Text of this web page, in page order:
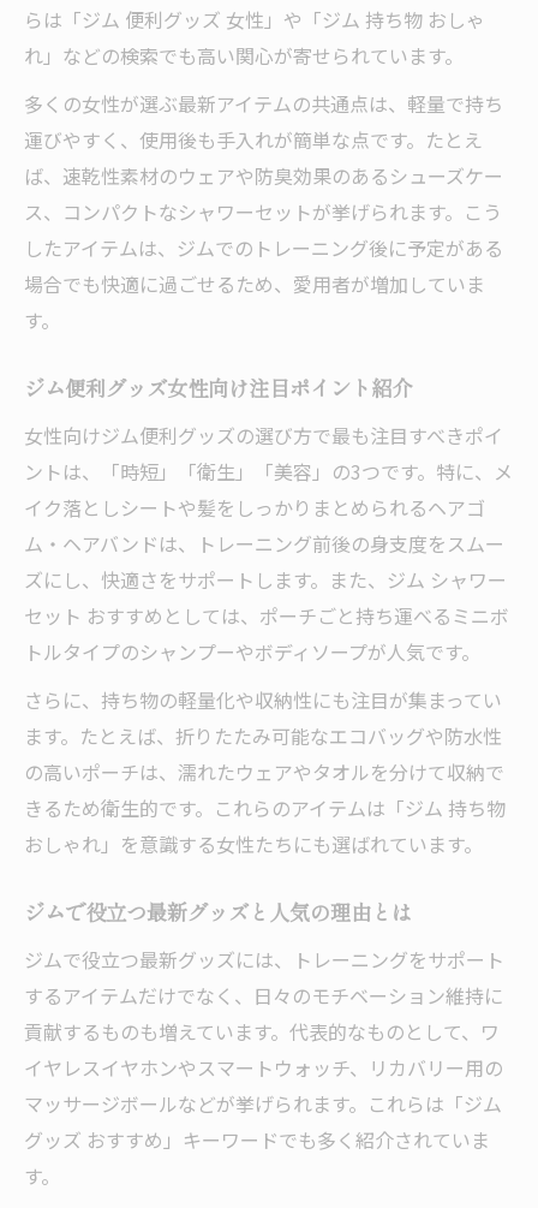
らは「ジム 便利グッズ 女性」や「ジム 持ち物 おしゃ
れ」などの検索でも高い関心が寄せられています。
多くの女性が選ぶ最新アイテムの共通点は、軽量で持ち
運びやすく、使用後も手入れが簡単な点です。たとえ
ば、速乾性素材のウェアや防臭効果のあるシューズケー
ス、コンパクトなシャワーセットが挙げられます。こう
したアイテムは、ジムでのトレーニング後に予定がある
場合でも快適に過ごせるため、愛用者が増加していま
す。
ジム便利グッズ女性向け注目ポイント紹介
女性向けジム便利グッズの選び方で最も注目すべきポイ
ントは、「時短」「衛生」「美容」の3つです。特に、メ
イク落としシートや髪をしっかりまとめられるヘアゴ
ム・ヘアバンドは、トレーニング前後の身支度をスムー
ズにし、快適さをサポートします。また、ジム シャワー
セット おすすめとしては、ポーチごと持ち運べるミニボ
トルタイプのシャンプーやボディソープが人気です。
さらに、持ち物の軽量化や収納性にも注目が集まってい
ます。たとえば、折りたたみ可能なエコバッグや防水性
の高いポーチは、濡れたウェアやタオルを分けて収納で
きるため衛生的です。これらのアイテムは「ジム 持ち物
おしゃれ」を意識する女性たちにも選ばれています。
ジムで役立つ最新グッズと人気の理由とは
ジムで役立つ最新グッズには、トレーニングをサポート
するアイテムだけでなく、日々のモチベーション維持に
貢献するものも増えています。代表的なものとして、ワ
イヤレスイヤホンやスマートウォッチ、リカバリー用の
マッサージボールなどが挙げられます。これらは「ジム
グッズ おすすめ」キーワードでも多く紹介されていま
す。